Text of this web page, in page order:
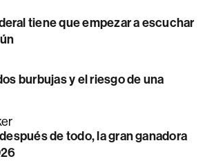
tiene que empezar a escuchar
burbujas y el riesgo de una
de todo, la gran ganadora